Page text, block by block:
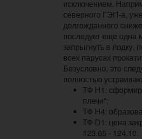
исключением.
северного ГЭП-а,
долгожданного
последует еще одна
запрыгнуть в лодку,
всех парусах
Безусловно, это
полностью
ТФ Н1:
плечи";
ТФ Н4:
ТФ D1: цена
123.65 - 124.10.